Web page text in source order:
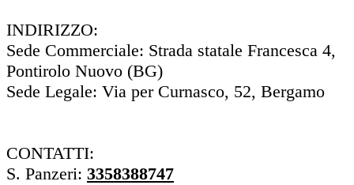
INDIRIZZO:
Sede Commerciale: Strada statale Francesca 4,
Pontirolo Nuovo (BG)
Sede Legale: Via per Curnasco, 52, Bergamo
CONTATTI:
S. Panzeri: 3358388747